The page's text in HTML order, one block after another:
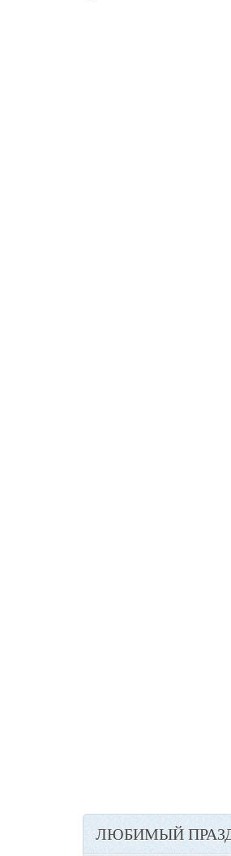
ЛЮБИМЫЙ